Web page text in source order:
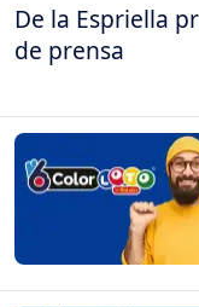
De la Espriella
de prensa